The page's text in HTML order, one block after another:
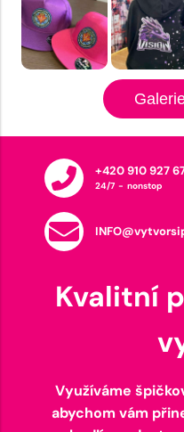
+420 910 927
24/7 - nonstop
Kvalitní
Využíváme
abychom vám